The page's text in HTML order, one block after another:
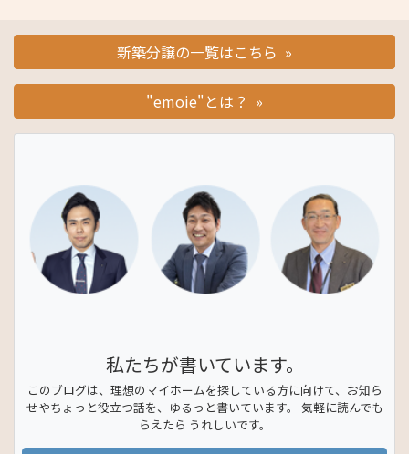
新築分譲の一覧はこちら »
"emoie"とは？ »
私たちが書いています。
このブログは、理想のマイホームを探している方に向けて、お知ら
せやちょっと役立つ話を、ゆるっと書いています。 気軽に読んでも
らえたら うれしいです。